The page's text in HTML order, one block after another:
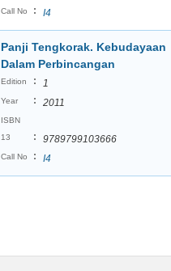
Call No : I4
Panji Tengkorak. Kebudayaan
Dalam Perbincangan
Edition : 1
Year : 2011
ISBN
13
: 9789799103666
Call No : I4